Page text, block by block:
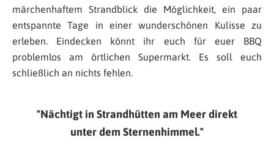
märchenhaftem Strandblick die Möglichkeit, ein paar
entspannte Tage in einer wunderschönen Kulisse zu
erleben. Eindecken könnt ihr euch für euer BBQ
problemlos am örtlichen Supermarkt. Es soll euch
schließlich an nichts fehlen.
Nächtigt in Strandhütten am Meer direkt
unter dem Sternenhimmel.